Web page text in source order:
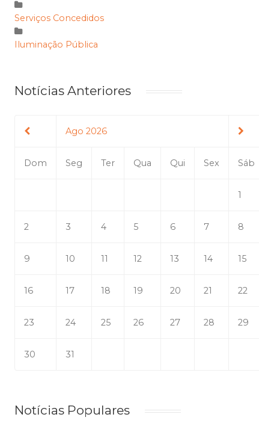
Serviços Concedidos
Iluminação Pública
Notícias Anteriores
Ago 2026
Dom Seg Ter Qua Qui Sex Sáb
1
2 3 4 5 6 7 8
9 10 11 12 13 14 15
16 17 18 19 20 21 22
23 24 25 26 27 28 29
30 31
Notícias Populares